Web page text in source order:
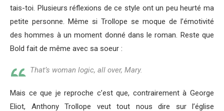
tais-toi. Plusieurs réflexions de ce style ont un peu heurté ma
petite personne. Même si Trollope se moque de l’émotivité
des hommes à un moment donné dans le roman. Reste que
Bold fait de même avec sa soeur :
That’s woman logic, all over, Mary.
Mais ce que je reproche c’est que, contrairement à George
Eliot, Anthony Trollope veut tout nous dire sur l’église